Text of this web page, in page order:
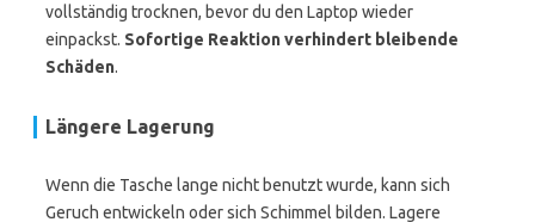
vollständig trocknen, bevor du den Laptop wieder
einpackst. Sofortige Reaktion verhindert bleibende
Schäden.
Längere Lagerung
Wenn die Tasche lange nicht benutzt wurde, kann sich
Geruch entwickeln oder sich Schimmel bilden. Lagere